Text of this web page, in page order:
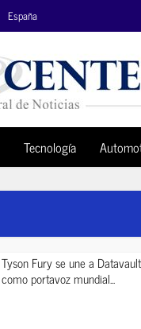
España
Tecnología
Tyson Fury se une a
como portavoz mundial...